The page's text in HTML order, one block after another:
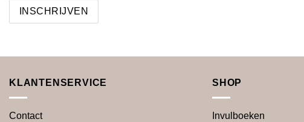
KLANTENSERVICE
Contact
SHOP
Invulboeken